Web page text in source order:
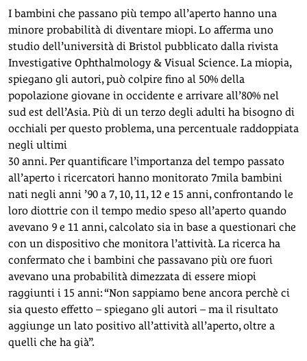
I bambini che passano più tempo all’aperto hanno una
minore probabilità di diventare miopi. Lo afferma uno
studio dell’università di Bristol pubblicato dalla rivista
Investigative Ophthalmology & Visual Science. La miopia,
spiegano gli autori, può colpire fino al 50% della
popolazione giovane in occidente e arrivare all’80% nel
sud est dell’Asia. Più di un terzo degli adulti ha bisogno di
occhiali per questo problema, una percentuale raddoppiata
negli ultimi
30 anni. Per quantificare l’importanza del tempo passato
all’aperto i ricercatori hanno monitorato 7mila bambini
nati negli anni ’90 a 7, 10, 11, 12 e 15 anni, confrontando le
loro diottrie con il tempo medio speso all’aperto quando
avevano 9 e 11 anni, calcolato sia in base a questionari che
con un dispositivo che monitora l’attività. La ricerca ha
confermato che i bambini che passavano più ore fuori
avevano una probabilità dimezzata di essere miopi
raggiunti i 15 anni: “Non sappiamo bene ancora perchè ci
sia questo effetto – spiegano gli autori – ma il risultato
aggiunge un lato positivo all’attività all’aperto, oltre a
quelli che ha già”.